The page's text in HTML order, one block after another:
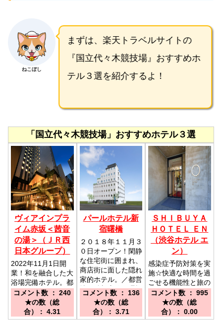
ねこぼし
まずは、楽天トラベルサイトの
『国立代々木競技場』おすすめホ
テル３選を紹介するよ！
「国立代々木競技場」おすすめホテル３選
ヴィアインプラ
イム赤坂＜茜音
の湯＞（ＪＲ西
日本グループ）
2022年11月1日開
業！和を融合した大
浴場完備ホテル。都
内主要エリアへ快適
アクセス／東京メト
ロ千代田線赤坂駅2
番出口より徒歩にて
コメント数 ： 240
★の数（総
合）： 4.31
パールホテル新
宿曙橋
２０１８年１１月３
０日オープン！閑静
な住宅街に囲まれ、
商店街に面した隠れ
家的ホテル。／都営
地下鉄新宿線 曙橋
駅A2出口より徒歩
にて約３分
コメント数 ： 136
★の数（総
合）： 3.71
ＳＨＩＢＵＹＡ
ＨＯＴＥＬ ＥＮ
（渋谷ホテル エ
ン）
感染症予防対策を実
施☆快適な時間を過
ごせる機能性と旅の
高揚感を高める演出
を調和した居心地の
いい居室。／ＪＲ渋
谷駅ハチ公口より徒
コメント数 ： 995
★の数（総
合）： 0.00